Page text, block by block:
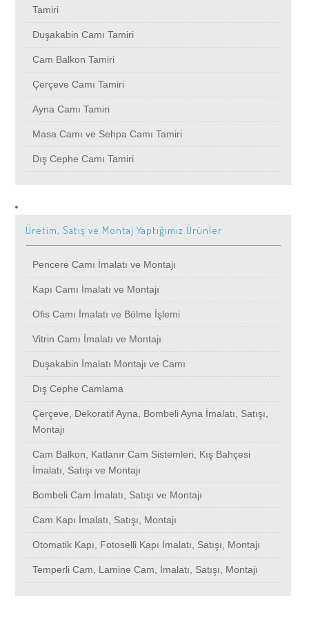
Ümraniye
Esenyurt
Beylikdüzü
Beyoğlu
Selimpaşa
İnceğiz
Ispartakule
Kabataş
İsmetpaşa
Tamiri
Duşakabin Camı Tamiri
Cam Balkon Tamiri
Çerçeve Camı Tamiri
Ayna Camı Tamiri
Masa Camı ve Sehpa Camı Tamiri
Dış Cephe Camı Tamiri
Üretim, Satış ve Montaj Yaptığımız Ürünler
Pencere Camı İmalatı ve Montajı
Kapı Camı İmalatı ve Montajı
Ofis Camı İmalatı ve Bölme İşlemi
Vitrin Camı İmalatı ve Montajı
Duşakabin İmalatı Montajı ve Camı
Dış Cephe Camlama
Çerçeve, Dekoratif Ayna, Bombeli Ayna İmalatı, Satışı,
Montajı
Cam Balkon, Katlanır Cam Sistemleri, Kış Bahçesi
İmalatı, Satışı ve Montajı
Bombeli Cam İmalatı, Satışı ve Montajı
Cam Kapı İmalatı, Satışı, Montajı
Otomatik Kapı, Fotoselli Kapı İmalatı, Satışı, Montajı
Temperli Cam, Lamine Cam, İmalatı, Satışı, Montajı